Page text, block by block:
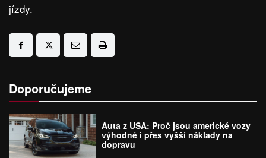
jízdy.
Doporučujeme
Auta z USA: Proč jsou americké vozy
výhodné i přes vyšší náklady na
dopravu